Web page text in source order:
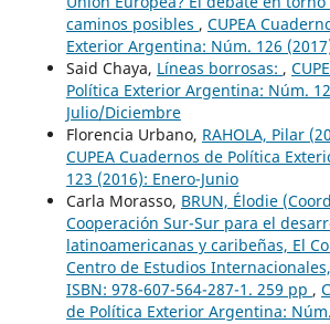
caminos posibles , CUPEA
Exterior Argentina: Núm. 126
Said Chaya, Líneas borrosas: ,
Política Exterior Argentina: Núm.
Julio/Diciembre
Florencia Urbano, RAHOLA, Pilar
CUPEA Cuadernos de Política
123 (2016): Enero-Junio
Carla Morasso, BRUN, Élodie
Cooperación Sur-Sur para el
latinoamericanas y caribeñas, El
Centro de Estudios
ISBN: 978-607-564-287-1. 259 pp ,
de Política Exterior Argentina: